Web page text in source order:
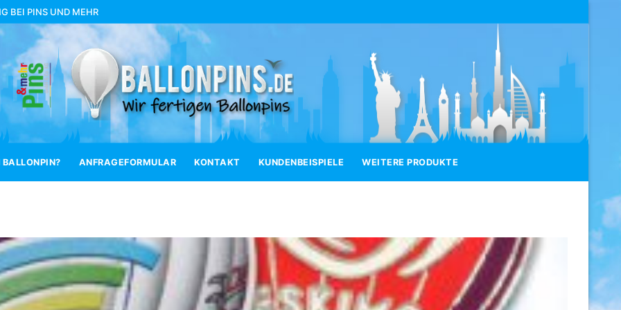
BEI PINS UND MEHR
BALLONPIN? ANFRAGEFORMULAR KONTAKT KUNDENBEISPIELE WEITERE PRODUKTE